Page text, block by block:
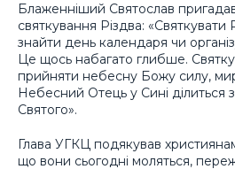
Блаженніший Святослав
святкування Різдва: «Святкувати
знайти день календаря чи
Це щось набагато глибше.
прийняти небесну Божу силу, мир
Небесний Отець у Сині ділиться
Святого».
Глава УГКЦ подякував
що вони сьогодні моляться,